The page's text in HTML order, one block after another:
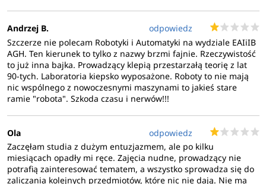
Andrzej B.
odpowiedz
Szczerze nie polecam Robotyki i Automatyki na wydziale EAIiIB
AGH. Ten kierunek to tylko z nazwy brzmi fajnie. Rzeczywistość
to już inna bajka. Prowadzący klepią przestarzałą teorię z lat
90-tych. Laboratoria kiepsko wyposażone. Roboty to nie mają
nic wspólnego z nowoczesnymi maszynami to jakieś stare
ramie "robota". Szkoda czasu i nerwów!!!
Ola
odpowiedz
Zaczęłam studia z dużym entuzjazmem, ale po kilku
miesiącach opadły mi ręce. Zajęcia nudne, prowadzący nie
potrafią zainteresować tematem, a wszystko sprowadza się do
zaliczania kolejnych przedmiotów, które nic nie dają. Nie ma